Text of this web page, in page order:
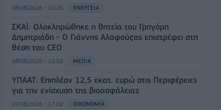
08/08/2026 - 10:26 ΕΝΕΡΓΕΙΑ
ΣΚΑΪ: Ολοκληρώθηκε η θητεία του Γρηγόρη
Δημητριάδη - Ο Γιάννης Αλαφούζος επιστρέφει στη
θέση του CEO
08/08/2026 - 10:02 MEDIA
ΥΠΑΑΤ: Επιπλέον 12,5 εκατ. ευρώ στις Περιφέρειες
για την ενίσχυση της βιοασφάλειας
07/08/2026 - 17:02 ΟΙΚΟΝΟΜΙΑ